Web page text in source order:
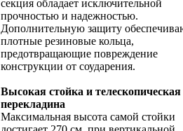
секция обладает исключительной
прочностью и надежностью.
Дополнительную защиту
плотные резиновые кольца,
предотвращающие повреждение
конструкции от соударения.
Высокая стойка и телескопическая
перекладина
Максимальная высота самой стойки